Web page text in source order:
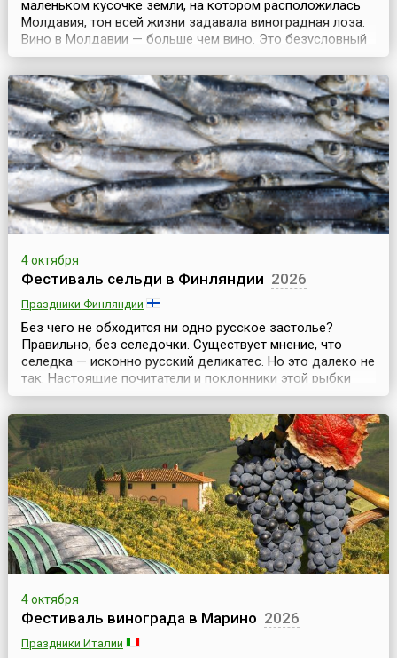
маленьком кусочке земли, на котором расположилась
Молдавия, тон всей жизни задавала виноградная лоза.
Вино в Молдавии — больше чем вино. Это безусловный
символ республики, которая на карте и в самом деле
напоминает виноградную гроздь.Виноделие у молдаван
— в генах. В каждом дворе — винзавод, и каждый
молдаванин — гурман.Как признание значимост...
4 октября
Фестиваль сельди в Финляндии 2026
Праздники Финляндии
Без чего не обходится ни одно русское застолье?
Правильно, без селедочки. Существует мнение, что
селедка — исконно русский деликатес. Но это далеко не
так. Настоящие почитатели и поклонники этой рыбки
живут в Финляндии. Каждый год, в первых числах
октября именно в Хельсинки съезжаются все
почитатели финского деликатеса — селедки, на
ежегодную Ярмарку сельди (фин. Stadin Silakkamarkkinat),
кото...
4 октября
Фестиваль винограда в Марино 2026
Праздники Италии